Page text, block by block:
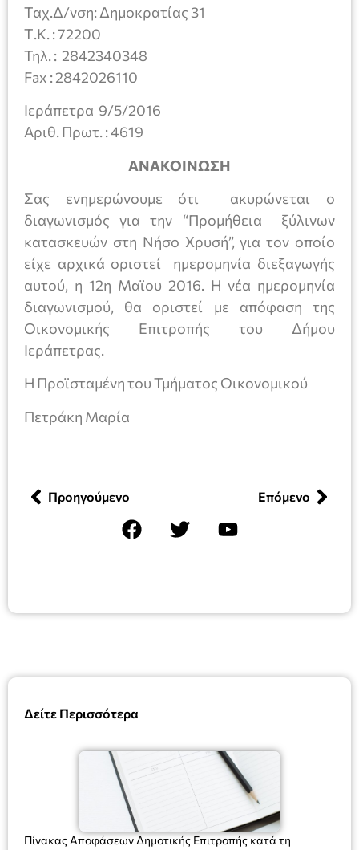
Δείτε Περισσότερα
Πίνακας Αποφάσεων Δημοτικής Επιτροπής κατά τη
Ταχ.Δ/νση: Δημοκρατίας 31
Τ.Κ. : 72200
Τηλ. : 2842340348
Fax : 2842026110
Ιεράπετρα 9/5/2016
Αριθ. Πρωτ. : 4619
ΑΝΑΚΟΙΝΩΣΗ
Σας ενημερώνουμε ότι ακυρώνεται ο
διαγωνισμός για την “Προμήθεια ξύλινων
κατασκευών στη Νήσο Χρυσή”, για τον οποίο
είχε αρχικά οριστεί ημερομηνία διεξαγωγής
αυτού, η 12η Μαϊου 2016. Η νέα ημερομηνία
διαγωνισμού, θα οριστεί με απόφαση της
Οικονομικής Επιτροπής του Δήμου
Ιεράπετρας.
Η Προϊσταμένη του Τμήματος Οικονομικού
Πετράκη Μαρία
Προηγούμενο Επόμενο